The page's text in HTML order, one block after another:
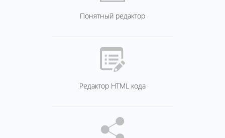
Понятный редактор
Редактор HTML кода